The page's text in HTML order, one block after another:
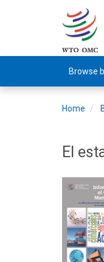
Browse
Home
El